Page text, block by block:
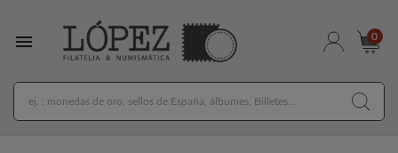
 0